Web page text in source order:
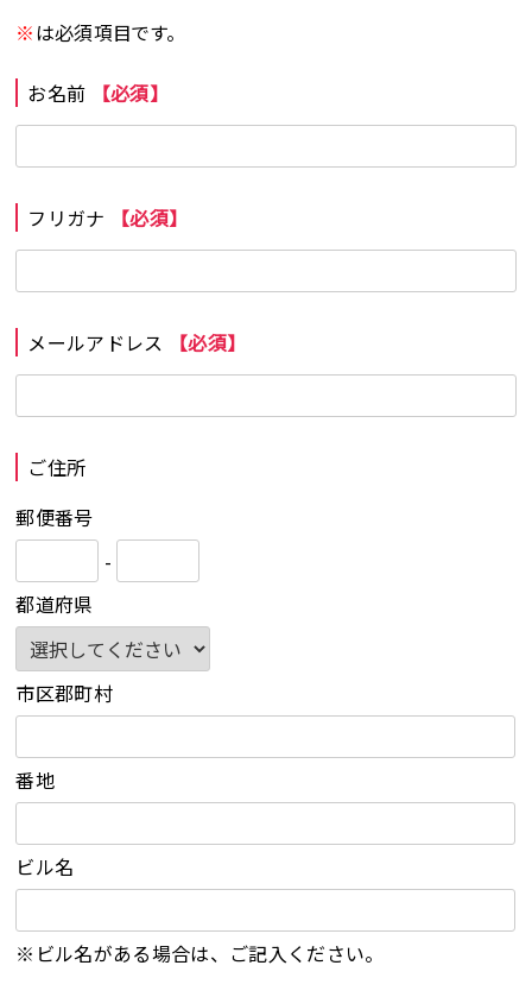
※は必須項目です。
お名前 【必須】
フリガナ 【必須】
メールアドレス 【必須】
ご住所
郵便番号
-
都道府県
市区郡町村
番地
ビル名
※ビル名がある場合は、ご記入ください。